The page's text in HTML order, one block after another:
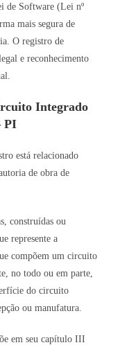
de Software (Lei nº
mais segura de
O registro de
e reconhecimento
Integrado
PI
está relacionado
de obra de
construídas ou
represente a
compõem um circuito
no todo ou em parte,
do circuito
ou manufatura.
em seu capítulo III